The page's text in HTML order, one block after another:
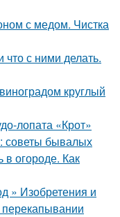
с медом. Чистка
что с ними делать.
круглый
лопата «Крот»
советы бывалых
в огороде. Как
» Изобретения и